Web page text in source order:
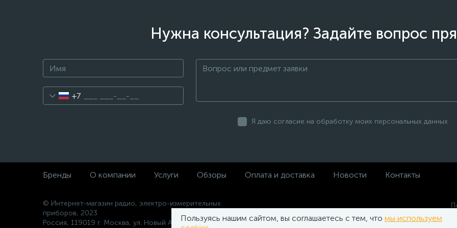
Нужна консультация? Задайте вопрос
+7
Я даю согласие на обработку моих персональных данных
Бренды О компании Услуги Обзоры Оплата и доставка Новости Контакты
© Интернет-магазин радио, электро-измерительных
приборов, 2023
Россия, 119019 г. Москва, ул. Новый Арбат 10аПользуясь нашим сайтом, вы соглашаетесь с тем, что мы используем